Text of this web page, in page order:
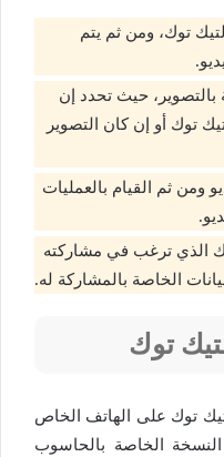
توك، ومن ثم يتم
بالتصوير، حيث تحدد إن
توك أو إن كان التصوير
ومن ثم القيام بالعمليات
الذي ترغب في مشاركته
الخاصة بالمشاركة له.
توك
توك على الهاتف الخاص
الخاصة بالحاسوب